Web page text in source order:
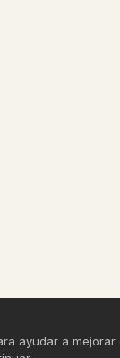
ayudar a